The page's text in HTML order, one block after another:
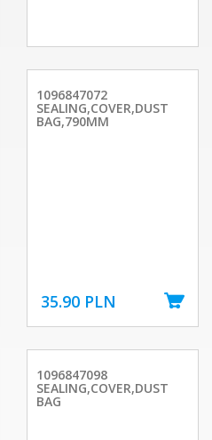
1096847072
SEALING,COVER,DUST
BAG,790MM
35.90 PLN
1096847098
SEALING,COVER,DUST
BAG